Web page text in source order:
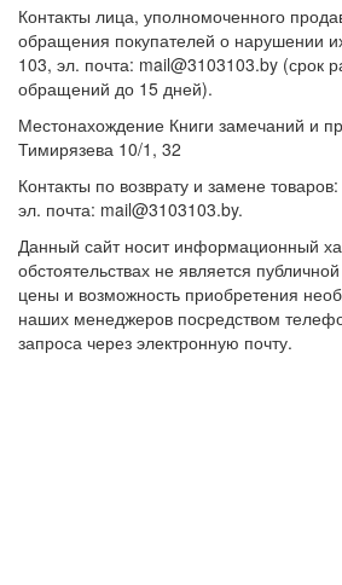
Контакты лица, уполномоченного
обращения покупателей о нарушении
103, эл. почта: mail@3103103.by (срок
обращений до 15 дней).
Местонахождение Книги замечаний и
Тимирязева 10/1, 32
Контакты по возврату и замене
эл. почта: mail@3103103.by.
Данный сайт носит информационный
обстоятельствах не является
цены и возможность приобретения
наших менеджеров посредством
запроса через электронную почту.